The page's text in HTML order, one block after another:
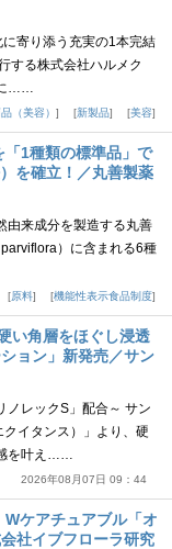
寄り添う充実の1本完結
する株式会社ハルメク
に……
（美容） 新製品 美容
1種類の標準品」で
を確立！／丸善製薬
由来成分を製造する丸善
）に含まれる6種
原料 機能性表示食品制度
い角層をほぐし浸透
ョン」新発売／サン
ノレックS」配合～ サン
イタンス）」より、硬
感を叶え……
2026年08月07日 09：44
ケアチュアブル「オ
社イブフローラ研究